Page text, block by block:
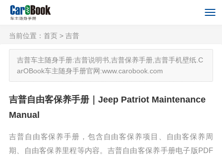
当前位置： 首页 > 吉普
吉普车主随身手册:吉普说明书,吉普保养手册,吉普手机壁纸.C
arOBook车主随身手册官网:www.carobook.com
吉普自由客保养手册｜Jeep Patriot Maintenance
Manual
吉普自由客保养手册，包含自由客保养项目、自由客保养周
期、自由客保养里程等内容。吉普自由客保养手册电子版PDF